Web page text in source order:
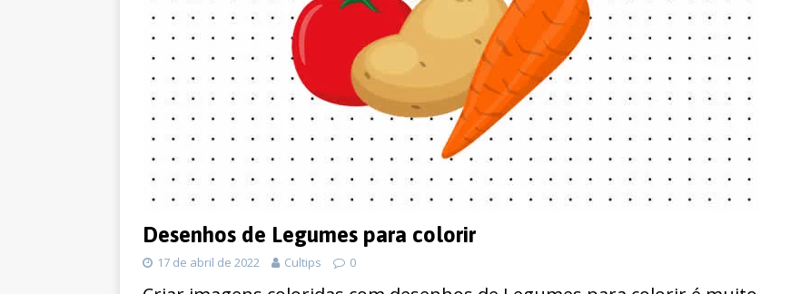
Desenhos de Legumes para colorir
17 de abril de 2022 Cultips 0